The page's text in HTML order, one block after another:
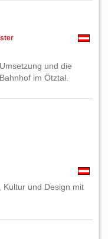
und die
im Ötztal.
Kultur und Design mit